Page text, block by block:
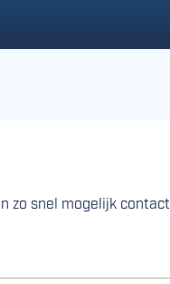
zo snel mogelijk contact